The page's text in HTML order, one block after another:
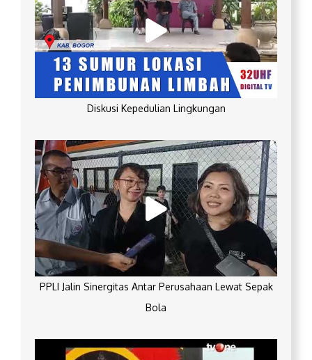
Diskusi Kepedulian Lingkungan
PPLI Jalin Sinergitas Antar Perusahaan Lewat Sepak
Bola